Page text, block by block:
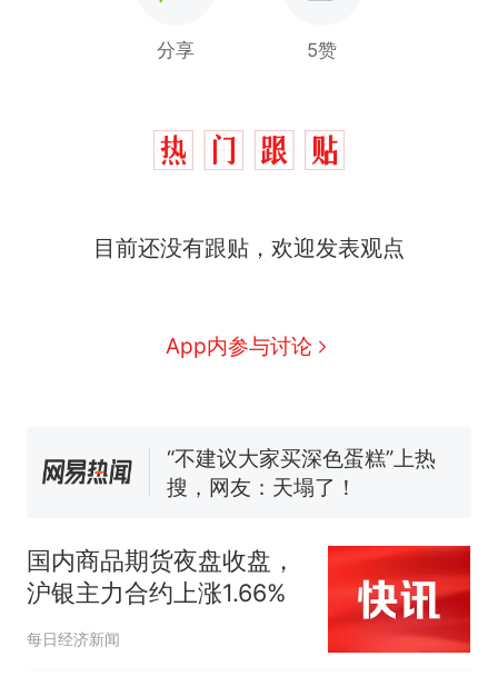
分享 5赞
目前还没有跟贴，欢迎发表观点
App内参与讨论
热
那个在床头放菜刀的女孩，
交5060元才肯搬上楼！女子傻
已叫停招聘，成立调查组全面
核查
笔试第一被第二名传话劝弃考
“不建议大家买深色蛋糕”上热
搜，网友：天塌了！
因老师一句“跟我回家”改写了
人生
国内商品期货夜盘收盘，
沪银主力合约上涨1.66%
每日经济新闻